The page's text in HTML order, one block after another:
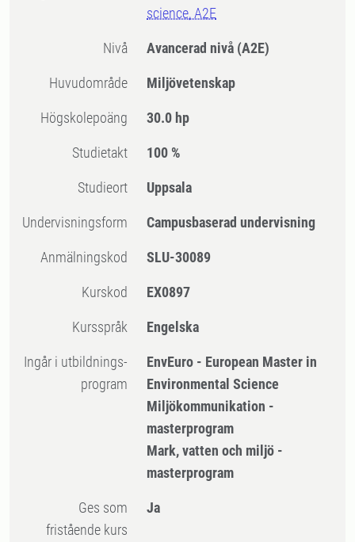
science, A2E
Nivå Avancerad nivå (A2E)
Huvudområde Miljövetenskap
högskolepoäng 30.0 hp
Studietakt 100 %
Studieort Uppsala
Undervisningsform Campusbaserad undervisning
Anmälningskod SLU-30089
Kurskod EX0897
Kursspråk Engelska
Ingår i utbildnings-
program
EnvEuro - European Master in
Environmental Science
Miljökommunikation -
masterprogram
Mark, vatten och miljö -
masterprogram
Ges som
fristående kurs
Ja